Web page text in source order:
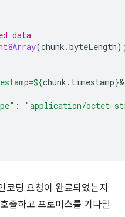
data
(chunk .byteLength
${chunk . timestamp}&
:
"application/octet-
코딩 요청이 완료되었는지
출하고 프로미스를 기다릴